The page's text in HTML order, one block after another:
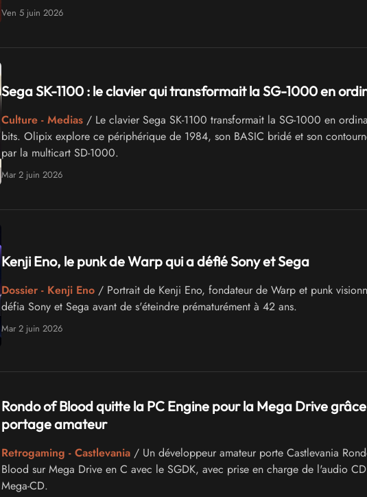
Ven 5 juin 2026
Sega SK-1100 : le clavier qui transformait la SG-1000 en
Culture - Medias/ Le clavier Sega SK-1100 transformait la SG-1000 en
bits. Olipix explore ce périphérique de 1984, son BASIC bridé et son
par la multicart SD-1000.
Mar 2 juin 2026
Kenji Eno, le punk de Warp qui a défié Sony et Sega
Dossier - Kenji Eno/ Portrait de Kenji Eno, fondateur de Warp et punk
défia Sony et Sega avant de s'éteindre prématurément à 42 ans.
Mar 2 juin 2026
Rondo of Blood quitte la PC Engine pour la Mega Drive
portage amateur
Retrogaming - Castlevania/ Un développeur amateur porte Castlevania
Blood sur Mega Drive en C avec le SGDK, avec prise en charge de l'audio
Mega-CD.